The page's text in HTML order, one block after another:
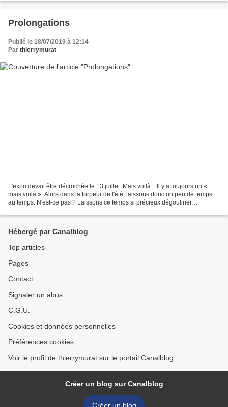
Prolongations
Publié le 18/07/2019 à 12:14
Par thierrymurat
L'expo devait être décrochée le 13 juillet. Mais voilà... Il y a toujours un «
mais voilà ». Alors dans la torpeur de l'été, laissons donc un peu de temps
au temps. N'est-ce pas ? Laissons ce temps si précieux dégouliner
Hébergé par Canalblog
Top articles
Pages
Contact
Signaler un abus
C.G.U.
Cookies et données personnelles
Préférences cookies
Voir le profil de thierrymurat sur le portail Canalblog
Créer un blog sur Canalblog